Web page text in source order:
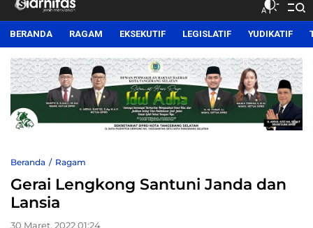
siarnitas
Jernih Menyiarkan
BERANDA RAGAM EKSEKUTIF LEGISLATIF YUDIKATIF
Beranda Ragam
Gerai Lengkong Santuni Janda dan
Lansia
30 Maret, 2022 01:24